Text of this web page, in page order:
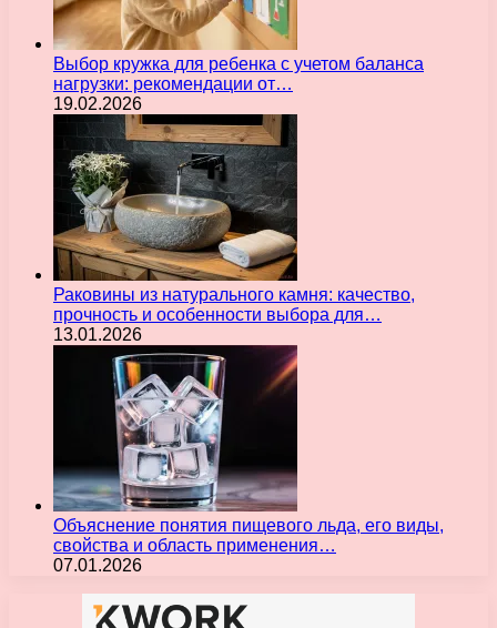
Выбор кружка для ребенка с учетом баланса
нагрузки: рекомендации от…
19.02.2026
Раковины из натурального камня: качество,
прочность и особенности выбора для…
13.01.2026
Объяснение понятия пищевого льда, его виды,
свойства и область применения…
07.01.2026